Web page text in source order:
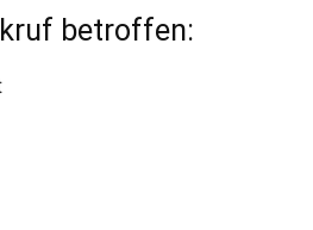
betroffen: